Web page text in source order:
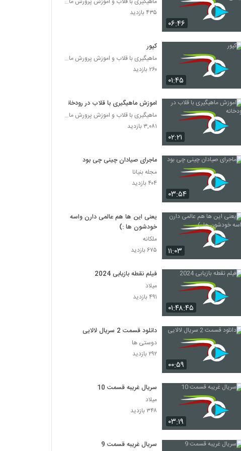
۰۶:۴۶
۴۳۵ بازدید
۰۱:۴۵
کپور
ماهیگیری با قلاب و اموزش پرورش ماهی
۲۶۰ بازدید
۰۲:۲۱
اموزش ماهیگیری با قلاب در رودخانه
ماهیگیری با قلاب و اموزش پرورش ماهی
۳,۰۸۱ بازدید
۰۳:۵۴
ماجرای صیادان چینی چی بود
مجله بنیانا
۴۰۴ بازدید
۱۱:۰۳
یعنی این ها هم عالمی دارن واسه
خودشون ها :)
ملکانه
۶۷۵ بازدید
۰۱:۴۸:۴۵
فیلم نقطه بازیابی 2024
میلاد
۴۹۱ بازدید
۰۰:۵۹
دانلود قسمت 2 سریال لالایی
دوستی ها
۲۹۲ بازدید
۰۳:۱۹
سریال غریبه قسمت 10
میلاد
۳۴۸ بازدید
سریال غریبه قسمت 9